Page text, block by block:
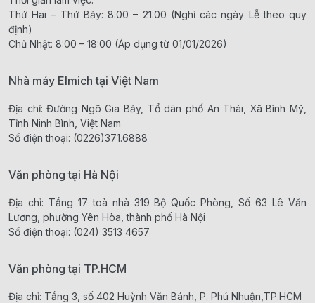
Thứ Hai – Thứ Bảy: 8:00 – 21:00 (Nghỉ các ngày Lễ theo quy
định)
Chủ Nhật: 8:00 – 18:00 (Áp dụng từ 01/01/2026)
Nhà máy Elmich tại Việt Nam
Địa chỉ: Đường Ngô Gia Bảy, Tổ dân phố An Thái, Xã Bình Mỹ,
Tỉnh Ninh Bình, Việt Nam
Số điện thoại: (0226)371.6888
Văn phòng tại Hà Nội
Địa chỉ: Tầng 17 toà nhà 319 Bộ Quốc Phòng, Số 63 Lê Văn
Lương, phường Yên Hòa, thành phố Hà Nội
Số điện thoại: (024) 3513 4657
Văn phòng tại TP.HCM
Địa chỉ: Tầng 3, số 402 Huỳnh Văn Bánh, P. Phú Nhuận,TP.HCM